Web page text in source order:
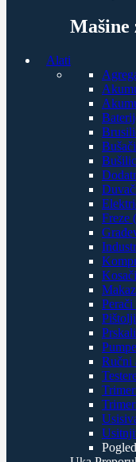
Mašine
Alati
Freze
Ručni